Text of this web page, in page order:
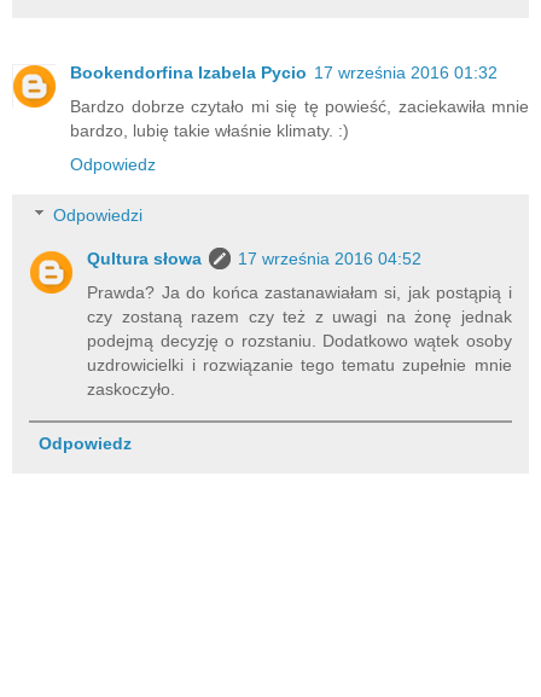
Bookendorfina Izabela Pycio 17 września 2016 01:32
Bardzo dobrze czytało mi się tę powieść, zaciekawiła mnie
bardzo, lubię takie właśnie klimaty. :)
Odpowiedz
Odpowiedzi
Qultura słowa
17 września 2016 04:52
Prawda? Ja do końca zastanawiałam si, jak postąpią i
czy zostaną razem czy też z uwagi na żonę jednak
podejmą decyzję o rozstaniu. Dodatkowo wątek osoby
uzdrowicielki i rozwiązanie tego tematu zupełnie mnie
zaskoczyło.
Odpowiedz